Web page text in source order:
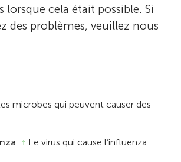
lorsque cela était possible. Si
des problèmes, veuillez nous
microbes qui peuvent causer des
: ↑ Le virus qui cause l’influenza